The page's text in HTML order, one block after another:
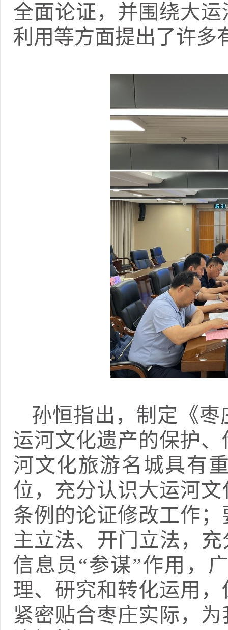
全面论证，并围绕大
利用等方面提出了许多
孙恒指出，制定《
运河文化遗产的保护
河文化旅游名城具有
位，充分认识大运河
条例的论证修改工作
主立法、开门立法，
信息员“参谋”作用，
理、研究和转化运用
紧密贴合枣庄实际，